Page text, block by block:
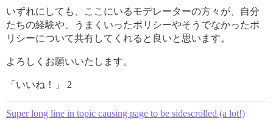
いずれにしても、ここにいるモデレーターの方々が、自分
たちの経験や、うまくいったポリシーやそうでなかったポ
リシーについて共有してくれると良いと思います。
よろしくお願いいたします。
「いいね！」 2
Super long line in topic causing page to be sidescrolled (a lot!)